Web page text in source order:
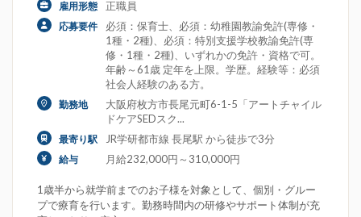
雇用形態 正職員
応募要件
必須：保育士、必須：幼稚園教諭免許(専修・
1種・2種)、必須：特別支援学校教諭免許(専
修・1種・2種)、いずれかの免許・資格で可。
年齢～61歳 定年を上限。学歴。経験等：必須
社会人経験のある方。
勤務地
大阪府枚方市長尾元町6-1-5「アートチャイル
ドケアSEDスク...
最寄り駅 JR学研都市線 長尾駅 から徒歩で3分
給与 月給232,000円～310,000円
1歳半から就学前までのお子様を対象として、個別・グルー
プで療育を行います。勤務時間内の研修やサポート体制が充